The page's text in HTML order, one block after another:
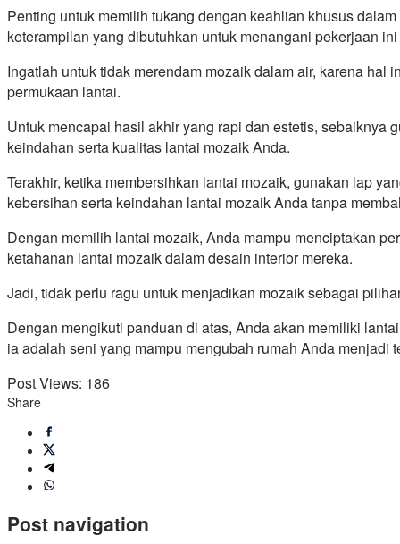
Penting untuk memilih tukang dengan keahlian khusus
keterampilan yang dibutuhkan untuk menangani pekerjaan
Ingatlah untuk tidak merendam mozaik dalam air, karena
permukaan lantai.
Untuk mencapai hasil akhir yang rapi dan estetis, sebaiknya
keindahan serta kualitas lantai mozaik Anda.
Terakhir, ketika membersihkan lantai mozaik, gunakan lap
kebersihan serta keindahan lantai mozaik Anda tanpa
Dengan memilih lantai mozaik, Anda mampu menciptakan
ketahanan lantai mozaik dalam desain interior mereka.
Jadi, tidak perlu ragu untuk menjadikan mozaik sebagai
Dengan mengikuti panduan di atas, Anda akan memiliki
ia adalah seni yang mampu mengubah rumah Anda menjadi
Post Views: 186
Share
Post navigation